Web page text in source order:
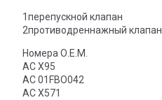
1перепускной клапан
2противодреннажный клапан
Номера О.Е.М.
AC X95
AC 01FBO042
AC X571